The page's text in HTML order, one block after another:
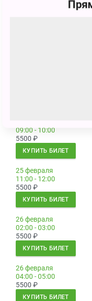
09:00 - 10:00
5500 ₽
КУПИТЬ БИЛЕТ
25 февраля
11:00 - 12:00
5500 ₽
КУПИТЬ БИЛЕТ
26 февраля
02:00 - 03:00
5500 ₽
КУПИТЬ БИЛЕТ
26 февраля
04:00 - 05:00
5500 ₽
КУПИТЬ БИЛЕТ